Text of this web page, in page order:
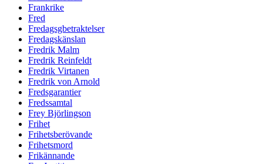
Frankrike
Fred
Fredagsgbetraktelser
Fredagskänslan
Fredrik Malm
Fredrik Reinfeldt
Fredrik Virtanen
Fredrik von Arnold
Fredsgarantier
Fredssamtal
Frey Björlingson
Frihet
Frihetsberövande
Frihetsmord
Frikännande